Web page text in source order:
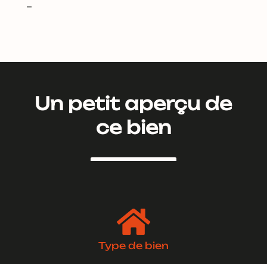
–
Un petit aperçu de
ce bien

Type de bien